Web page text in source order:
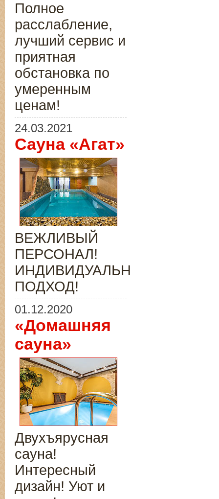
Полное
расслабление,
лучший сервис и
приятная
обстановка по
умеренным
ценам!
24.03.2021
Сауна «Агат»
ВЕЖЛИВЫЙ
ПЕРСОНАЛ!
ИНДИВИДУАЛЬНЫЙ
ПОДХОД!
01.12.2020
«Домашняя
сауна»
Двухъярусная
сауна!
Интересный
дизайн! Уют и